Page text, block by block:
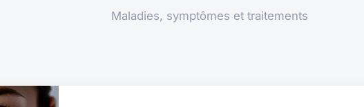
Maladies, symptômes et traitements